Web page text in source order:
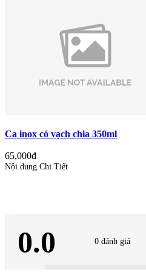
Ca inox có vạch chia 350ml
65,000đ
Nội dung Chi Tiết
0.0 0 đánh giá